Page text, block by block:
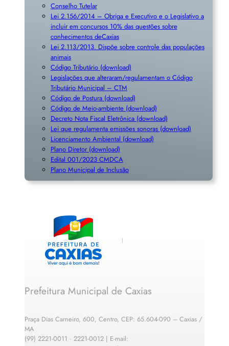
Conselho Tutelar
Lei 2.156/2014 – Obriga e Executivo e o Legislativo a
incluir em concursos 10% das questões sobre
conhecimentos deCaxias
Lei 2.113/2013. Dispõe sobre controle das populações
animais
Código Tributário (download)
Legislações que alteraram/regulamentam o Código
Tributário Municipal – CTM
Código de Postura (download)
Código de Meio-ambiente (download)
Decreto Nota Fiscal Eletrônica (download)
Lei que regulamenta emissões sonoras (download)
Licenciamento Ambiental (download)
Plano Diretor (download)
Edital 001/2023 CMDCA
Plano Municipal de Inclusão
Prefeitura Municipal de Caxias
Praça Dias Carneiro, 600, Centro, CEP: 65.604-090 – Caxias /
MA
(99) 2221-0011 · 2221-0012 | E-mail: